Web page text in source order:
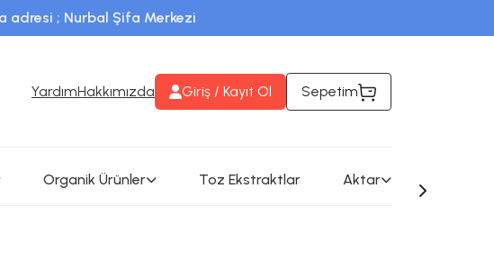
adresi ; Nurbal Şifa Merkezi
güncel ürünleri takip edebilirsiniz
YardımHakkımızda Giriş / Kayıt Ol Sepetim
Organik Ürünler Toz Ekstraktlar Aktar